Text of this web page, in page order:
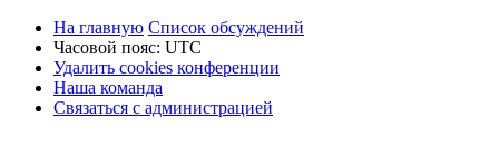
На главную Список обсуждений
Часовой пояс: UTC
Удалить cookies конференции
Наша команда
Связаться с администрацией